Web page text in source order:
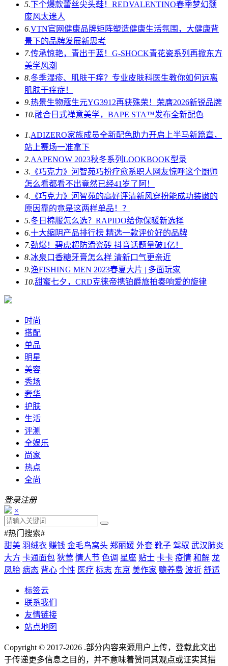
5.下个爆款蕾丝尖头鞋！REDVALENTINO春季梦幻颓
废风太迷人
6.VTN官网健康品牌矩阵塑造健康生活氛围，大健康背
景下的品牌发展新思考
7.传承惊艳，青出于蓝！G-SHOCK青花瓷系列再掀东方
美学风潮
8.冬季湿疹、肌肤干痒？专业皮肤科医生教你如何远离
肌肤干痒症！
9.热景生物蔻生元YG3912再获殊荣！荣膺2026新锐品牌
10.融合日式禅意美学，BAPE STA™发布全新配色
1.ADIZERO家族成员全新配色助力开启上半马新篇章，
站上赛场一准拿下
2.AAPENOW 2023秋冬系列LOOKBOOK型录
3. 《巧克力》河智苑巧扮疗愈系职人网友惊呼这个厨师
怎么看都看不出竟然已经41岁了阿！
4. 《巧克力》河智苑的高好评清新风穿扮能成功装嫩的
原因靠的竟是这两样单品！？
5.冬日棉服怎么选？RAPIDO给你保暖新选择
6.十大缩阴产品排行榜 精选一款评价好的品牌
7.劲爆！碧虎超防滑瓷砖 抖音话题量破1亿！
8.冰泉口香糖牙膏怎么样 清新口气更亲近
9.渔FISHING MEN 2023春夏大片 | 多面玩家
10.甜蜜七夕，CRD克徕帝携铂爵旅拍奏响爱的旋律
时尚
搭配
单品
明星
美容
秀场
奢华
护肤
生活
评测
全娱乐
尚家
热点
全尚
登录注册
×
#热门搜索#
甜美 羽绒衣 赚钱 金毛鸟窝头 郑丽媛 外套 靴子 驾驭 武汉肺炎
大方 卡通面包 狄莺 情人节 色调 星座 贴士 卡卡 疫情 和解 龙
凤胎 病态 背心 个性 医疗 标志 东京 美作家 赡养费 波折 舒适
标签云
联系我们
友情链接
站点地图
Copyright © 2017-2026 .部分内容来源用户上传，登载此文出
于传递更多信息之目的，并不意味着赞同其观点或证实其描